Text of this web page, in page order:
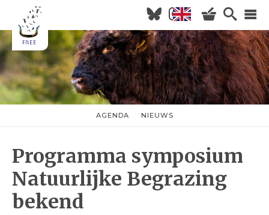
Overslaan
naar
de
inhoud
gaan
Hoofdnavigatie
HOME
NIEUWS
KOM KIJKEN
WILDERNISVLEES
nieuwsmenuAGENDA NIEUWS
Programma symposium
Natuurlijke Begrazing
bekend